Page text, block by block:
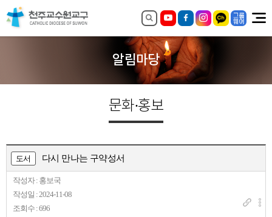
알림마당
문화·홍보
도서 다시 만나는 구약성서
작성자 : 홍보국
작성일 : 2024-11-08
조회수 : 696